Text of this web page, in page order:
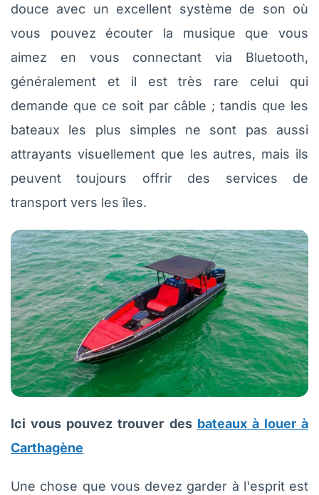
douce avec un excellent système de son où
vous pouvez écouter la musique que vous
aimez en vous connectant via Bluetooth,
généralement et il est très rare celui qui
demande que ce soit par câble ; tandis que les
bateaux les plus simples ne sont pas aussi
attrayants visuellement que les autres, mais ils
peuvent toujours offrir des services de
transport vers les îles.
Ici vous pouvez trouver des bateaux à louer à
Carthagène
Une chose que vous devez garder à l'esprit est